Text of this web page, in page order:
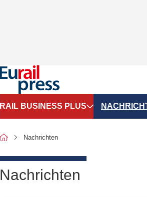
RAIL BUSINESS PLUS
SPNV-Marktdaten
Nachrichten
Nachrichten